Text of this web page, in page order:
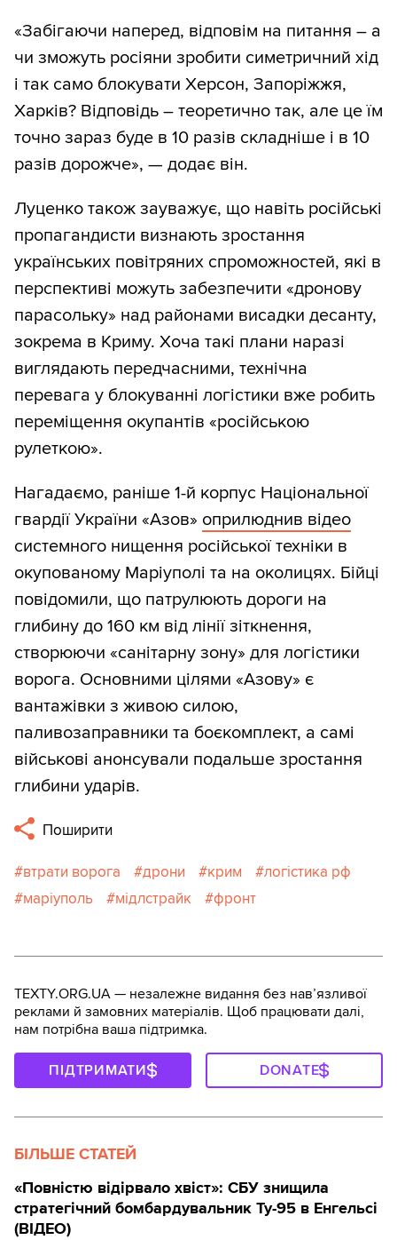
«Забігаючи наперед, відповім на питання – а
чи зможуть росіяни зробити симетричний хід
і так само блокувати Херсон, Запоріжжя,
Харків? Відповідь – теоретично так, але це їм
точно зараз буде в 10 разів складніше і в 10
разів дорожче», — додає він.
Луценко також зауважує, що навіть російські
пропагандисти визнають зростання
українських повітряних спроможностей, які в
перспективі можуть забезпечити «дронову
парасольку» над районами висадки десанту,
зокрема в Криму. Хоча такі плани наразі
виглядають передчасними, технічна
перевага у блокуванні логістики вже робить
переміщення окупантів «російською
рулеткою».
Нагадаємо, раніше 1-й корпус Національної
гвардії України «Азов» оприлюднив відео
системного нищення російської техніки в
окупованому Маріуполі та на околицях. Бійці
повідомили, що патрулюють дороги на
глибину до 160 км від лінії зіткнення,
створюючи «санітарну зону» для логістики
ворога. Основними цілями «Азову» є
вантажівки з живою силою,
паливозаправники та боєкомплект, а самі
військові анонсували подальше зростання
глибини ударів.
Поширити
втрати ворога дрони крим
логістика рф
маріуполь
мідлстрайк фронт
TEXTY.ORG.UA — незалежне видання без навʼязливої
реклами й замовних матеріалів. Щоб працювати далі,
нам потрібна ваша підтримка.
ПІДТРИМАТИ DONATE
БІЛЬШЕ СТАТЕЙ
«Повністю відірвало хвіст»: СБУ знищила
стратегічний бомбардувальник Ту-95 в Енгельсі
(ВІДЕО)